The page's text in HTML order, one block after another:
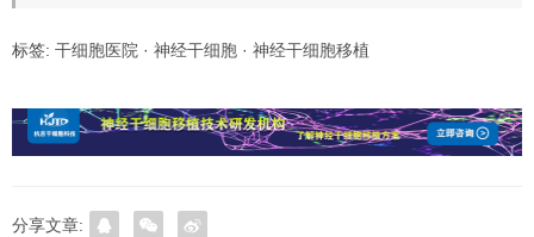
标签: 干细胞医院 · 神经干细胞 · 神经干细胞移植
分享文章: